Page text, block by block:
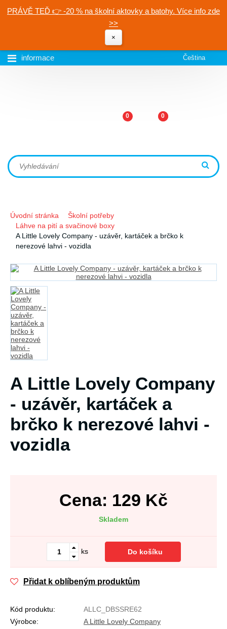
PRÁVĚ TEĎ 👉 -20 % na školní aktovky a batohy. Více info zde
>>
×
informace Čeština
0 0
Úvodní stránka
Školní potřeby
Láhve na pití a svačinové boxy
A Little Lovely Company - uzávěr, kartáček a brčko k
nerezové lahvi - vozidla
A Little Lovely Company
- uzávěr, kartáček a
brčko k nerezové lahvi -
vozidla
Cena: 129 Kč
Skladem
ks Do košíku
Přidat k oblíbeným produktům
Kód produktu:
ALLC_DBSSRE62
Výrobce:
A Little Lovely Company